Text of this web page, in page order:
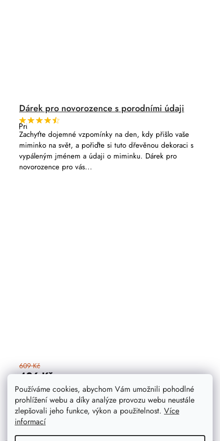
Používáme cookies, abychom Vám umožnili pohodlné
prohlížení webu a díky analýze provozu webu neustále
zlepšovali jeho funkce, výkon a použitelnost. Více
informací
Dárek pro novorozence s porodními údaji
Průměrné
hodnocení
produktu
je
4,8
z
5
426 Kč
609 Kč
DETAIL
Zachyťte dojemné vzpomínky na den, kdy přišlo vaše
miminko na svět, a pořiďte si tuto dřevěnou dekoraci s
vypáleným jménem a údaji o miminku. Dárek pro
novorozence pro vás...